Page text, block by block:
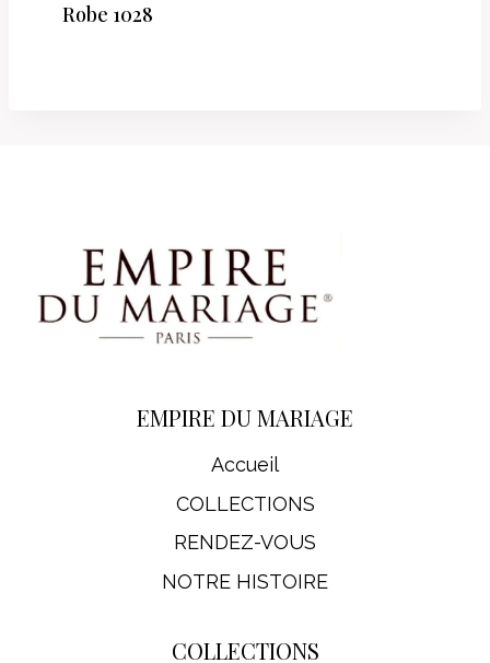
Robe 1028
EMPIRE DU MARIAGE
Accueil
COLLECTIONS
RENDEZ-VOUS
NOTRE HISTOIRE
COLLECTIONS